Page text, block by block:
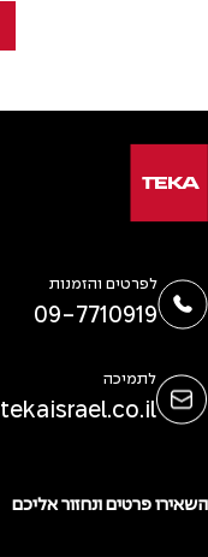
לפרטים והזמנות
09-7710919
לתמיכה
השאירו פרטים ונחזור אליכם